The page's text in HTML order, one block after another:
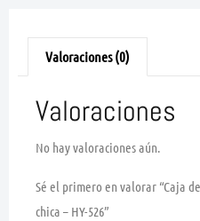
Valoraciones (0)
Valoraciones
No hay valoraciones aún.
Sé el primero en valorar “Caja
chica – HY-526”